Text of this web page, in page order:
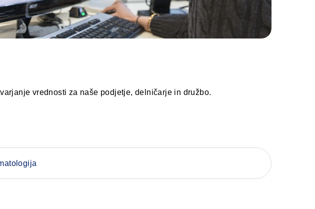
vrednosti za naše podjetje, delničarje in družbo.